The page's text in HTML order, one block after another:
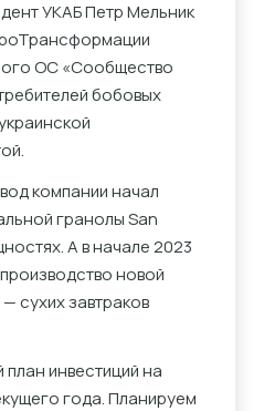
УКАБ Петр Мельник
ОС «Сообщество
бобовых
компании начал
гранолы San
А в начале 2023
новой
сухих завтраков
инвестиций на
года. Планируем